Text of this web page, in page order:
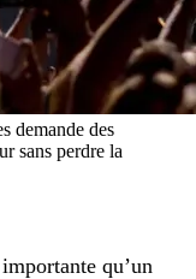
demande des
sans perdre la
qu’un